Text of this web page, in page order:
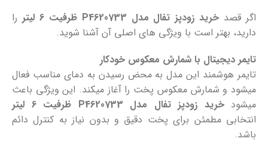
اگر قصد خرید زودپز تفال مدل ظرفیت 6 لیتر
را
دارید، بهتر است با ویژگی‌ های اصلی آن آشنا شوید.
تایمر دیجیتال با شمارش معکوس خودکار
تایمر هوشمند این مدل به ‌محض رسیدن به دمای مناسب فعال
میشود و شمارش معکوس پخت را آغاز میکند. این ویژگی باعث
میشودخرید زودپز تفال مدل
ظرفیت 6 لیتر
انتخابی مطمئن برای پخت دقیق و بدون نیاز به کنترل دائم
باشد.